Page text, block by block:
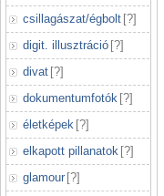
csillagászat/égbolt [?]
digit. illusztráció [?]
divat [?]
dokumentumfotók [?]
életképek [?]
elkapott pillanatok [?]
glamour [?]